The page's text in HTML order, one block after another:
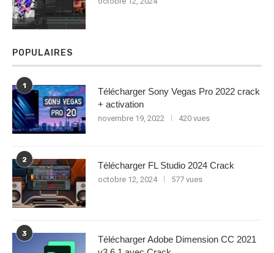
POPULAIRES
1
Télécharger Sony Vegas Pro 2022 crack
+ activation
novembre 19, 2022 420 vues
2
Télécharger FL Studio 2024 Crack
octobre 12, 2024 577 vues
3
Télécharger Adobe Dimension CC 2021